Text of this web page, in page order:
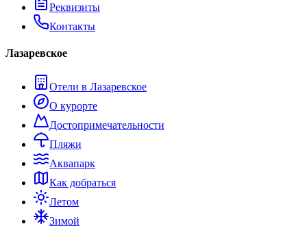
Реквизиты
Контакты
Лазаревское
Отели в Лазаревское
О курорте
Достопримечательности
Пляжи
Аквапарк
Как добраться
Летом
Зимой